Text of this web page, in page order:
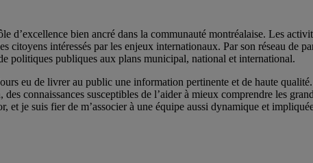
d’excellence bien ancré dans la communauté montréalaise. Les
citoyens intéressés par les enjeux internationaux. Par son réseau de
politiques publiques aux plans municipal, national et international.
eu de livrer au public une information pertinente et de haute
connaissances susceptibles de l’aider à mieux comprendre les
et je suis fier de m’associer à une équipe aussi dynamique et